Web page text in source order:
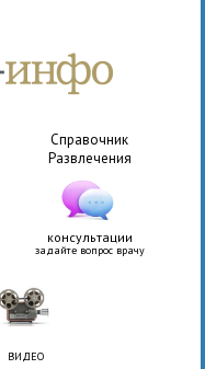
Справочник
Развлечения
консультации
задайте вопрос врачу
ВИДЕО